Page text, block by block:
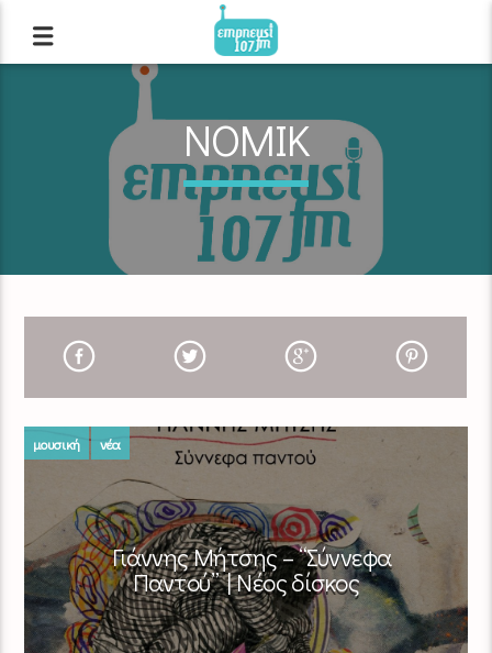
NOMIK
μουσική νέα
Γιάννης Μήτσης – “Σύννεφα
Παντού” | Νέος δίσκος